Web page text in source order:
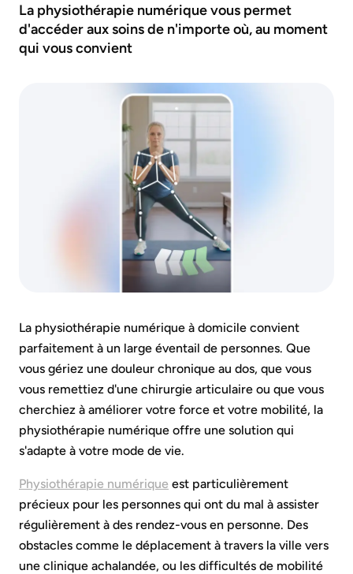
La physiothérapie numérique vous permet
d'accéder aux soins de n'importe où, au moment
qui vous convient
La physiothérapie numérique à domicile convient
parfaitement à un large éventail de personnes. Que
vous gériez une douleur chronique au dos, que vous
vous remettiez d'une chirurgie articulaire ou que vous
cherchiez à améliorer votre force et votre mobilité, la
physiothérapie numérique offre une solution qui
s'adapte à votre mode de vie.
Physiothérapie numérique est particulièrement
précieux pour les personnes qui ont du mal à assister
régulièrement à des rendez-vous en personne. Des
obstacles comme le déplacement à travers la ville vers
une clinique achalandée, ou les difficultés de mobilité